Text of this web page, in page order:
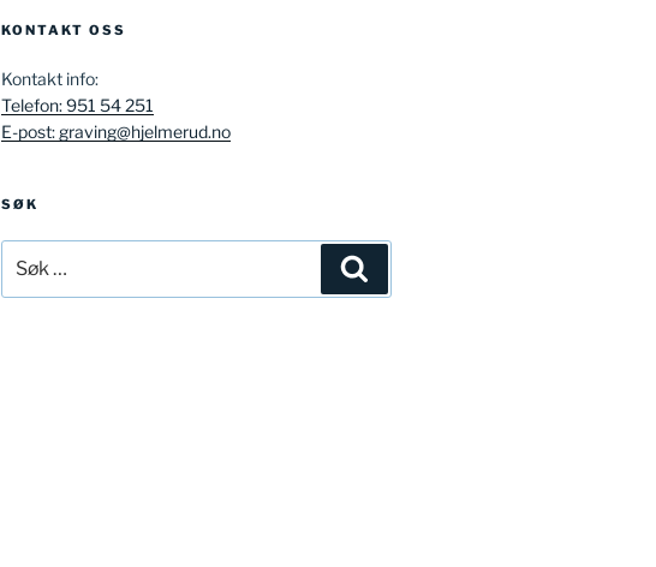
KONTAKT OSS
Kontakt info:
Telefon: 951 54 251
E-post: graving@hjelmerud.no
SØK
etter: